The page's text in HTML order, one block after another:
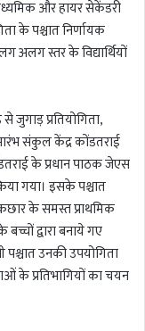
और हायर सेकेंडरी
के पश्चात निर्णायक
अलग स्तर के विद्यार्थियों
प्रतियोगिता,
संकुल केंद्र कोंडतराई
के प्रधान पाठक जेएस
गया। इसके पश्चात
के समस्त प्राथमिक
द्वारा बनाये गए
पश्चात उनकी उपयोगिता
के प्रतिभागियों का चयन